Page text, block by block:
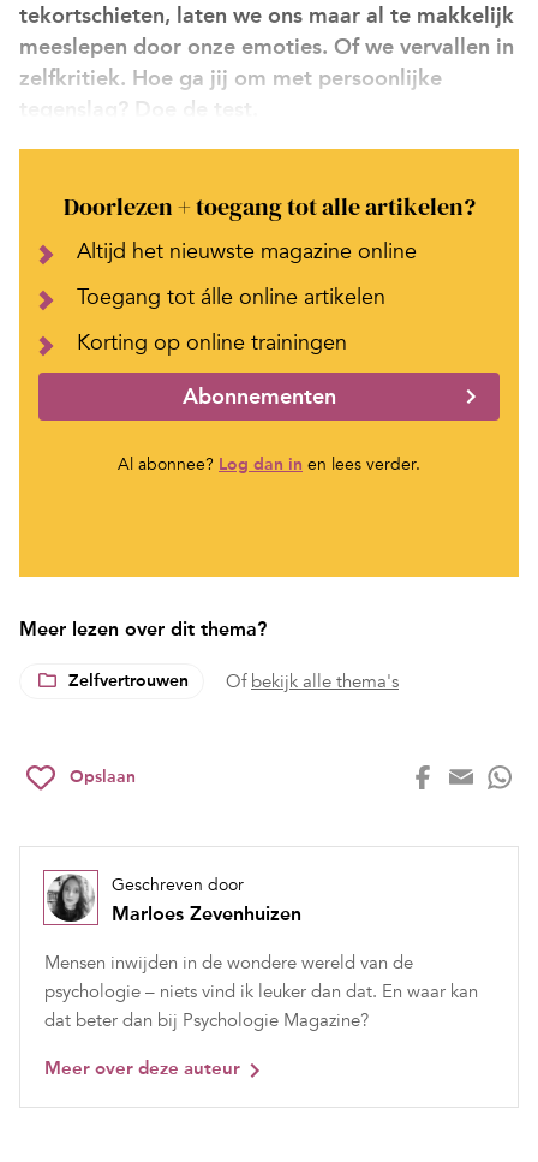
tekortschieten, laten we ons maar al te makkelijk
meeslepen door onze emoties. Of we vervallen in
zelfkritiek. Hoe ga jij om met persoonlijke
tegenslag? Doe de test.
Doorlezen + toegang tot alle artikelen?
Altijd het nieuwste magazine online
Toegang tot álle online artikelen
Korting op online trainingen
Abonnementen
Al abonnee? Log dan in en lees verder.
Meer lezen over dit thema?
Zelfvertrouwen Of bekijk alle thema's
Opslaan
Geschreven door
Marloes Zevenhuizen
Mensen inwijden in de wondere wereld van de
psychologie – niets vind ik leuker dan dat. En waar kan
dat beter dan bij Psychologie Magazine?
Meer over deze auteur